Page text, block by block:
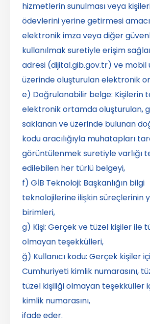
hizmetlerin sunulması veya
ödevlerini yerine getirmesi
elektronik imza veya diğer
kullanılmak suretiyle erişim
adresi (dijital.gib.gov.tr) ve mobil
üzerinde oluşturulan elektronik
e) Doğrulanabilir belge: Kişilerin
elektronik ortamda oluşturulan,
saklanan ve üzerinde bulunan
kodu aracılığıyla muhatapları
görüntülenmek suretiyle varlığı
edilebilen her türlü belgeyi,
f) GİB Teknoloji: Başkanlığın bilgi
teknolojilerine ilişkin süreçlerinin
birimleri,
g) Kişi: Gerçek ve tüzel kişiler ile
olmayan teşekkülleri,
ğ) Kullanıcı kodu: Gerçek kişiler
Cumhuriyeti kimlik numarasını,
tüzel kişiliği olmayan teşekküller
kimlik numarasını,
ifade eder.